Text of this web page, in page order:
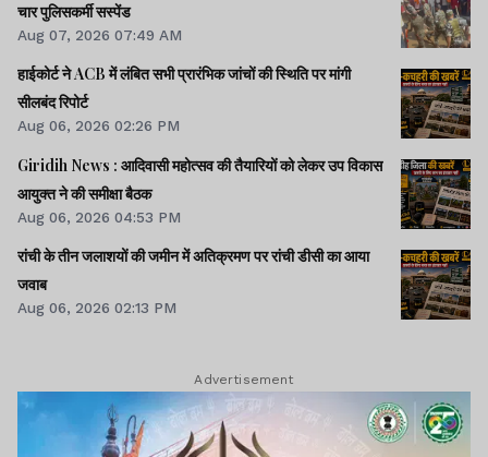
चार पुलिसकर्मी सस्पेंड
Aug 07, 2026 07:49 AM
हाईकोर्ट ने ACB में लंबित सभी प्रारंभिक जांचों की स्थिति पर मांगी
सीलबंद रिपोर्ट
Aug 06, 2026 02:26 PM
Giridih News : आदिवासी महोत्सव की तैयारियों को लेकर उप विकास
आयुक्त ने की समीक्षा बैठक
Aug 06, 2026 04:53 PM
रांची के तीन जलाशयों की जमीन में अतिक्रमण पर रांची डीसी का आया
जवाब
Aug 06, 2026 02:13 PM
Advertisement